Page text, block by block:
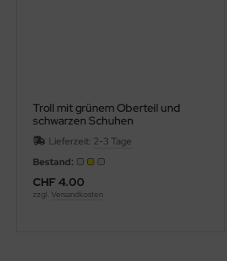
Troll mit grünem Oberteil und
schwarzen Schuhen
Lieferzeit: 2-3 Tage
Bestand:
CHF 4.00
zzgl. Versandkosten